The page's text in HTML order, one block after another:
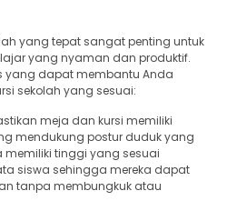
yang tepat sangat penting untuk
yang nyaman dan produktif.
yang dapat membantu Anda
sekolah yang sesuai:
meja dan kursi memiliki
mendukung postur duduk yang
memiliki tinggi yang sesuai
siswa sehingga mereka dapat
tanpa membungkuk atau